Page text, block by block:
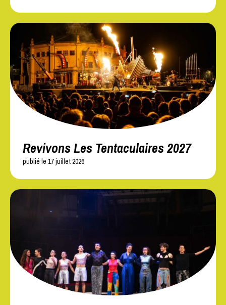
Revivons Les Tentaculaires 2027
publié le 17 juillet 2026